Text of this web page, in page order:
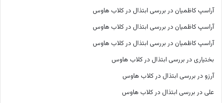
آراسپ کاظمیان در بررسی ابتذال در کلاب هاوس
آراسپ کاظمیان در بررسی ابتذال در کلاب هاوس
آراسپ کاظمیان در بررسی ابتذال در کلاب هاوس
بختیاری در بررسی ابتذال در کلاب هاوس
آرزو در بررسی ابتذال در کلاب هاوس
علی در بررسی ابتذال در کلاب هاوس